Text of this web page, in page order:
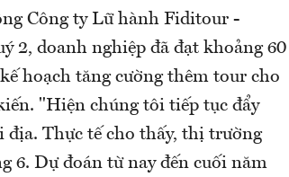
Công ty Lữ hành Fiditour -
2, doanh nghiệp đã đạt khoảng 60
hoạch tăng cường thêm tour cho
"Hiện chúng tôi tiếp tục đẩy
Thực tế cho thấy, thị trường
6. Dự đoán từ nay đến cuối năm